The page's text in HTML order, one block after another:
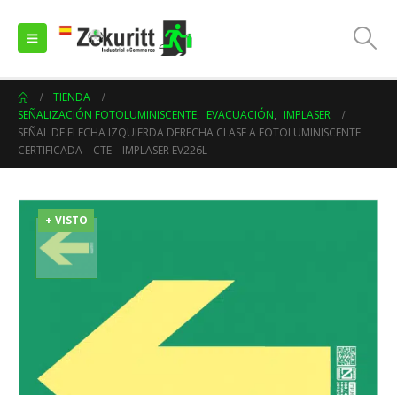
TIENDA
SEÑALIZACIÓN FOTOLUMINISCENTE, EVACUACIÓN, IMPLASER
SEÑAL DE FLECHA IZQUIERDA DERECHA CLASE A FOTOLUMINISCENTE
CERTIFICADA – CTE – IMPLASER EV226L
+ VISTO